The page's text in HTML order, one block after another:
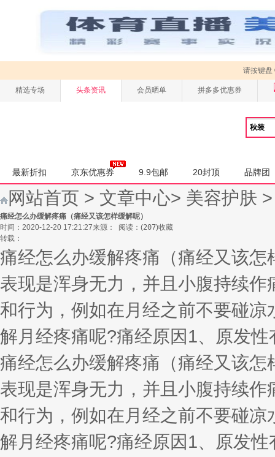
请按键盘
精选专场 头条资讯 会员晒单 拼多多优惠券
最新折扣 京东优惠券 9.9包邮 20封顶 品牌团
网站首页 > 文章中心> 美容护肤
痛经怎么办缓解疼痛（痛经又该怎样缓解呢）
时间：2020-12-20 17:21:27来源： 阅读： (207)收藏
转载：
痛经怎么办缓解疼痛（痛经又该
表现是浑身无力，并且小腹持续
和行为，例如在月经之前不要碰
解月经疼痛呢?痛经原因1、原发
痛经怎么办缓解疼痛（痛经又该
表现是浑身无力，并且小腹持续
和行为，例如在月经之前不要碰
解月经疼痛呢?痛经原因1、原发